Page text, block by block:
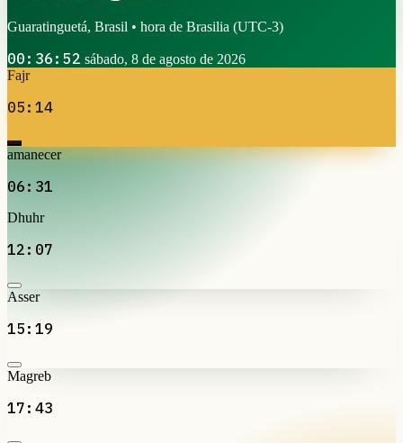
Guaratinguetá, Brasil • hora de Brasilia (UTC-3)
00:36:52 sábado, 8 de agosto de 2026
Fajr
05:14
amanecer
06:31
Dhuhr
12:07
Asser
15:19
Magreb
17:43